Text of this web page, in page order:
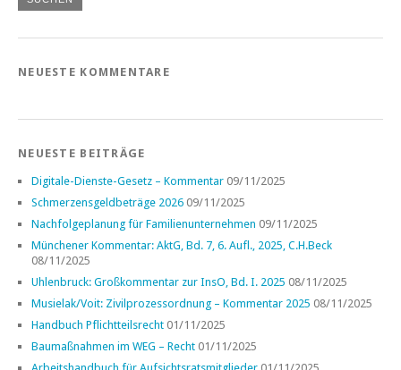
NEUESTE KOMMENTARE
NEUESTE BEITRÄGE
Digitale-Dienste-Gesetz – Kommentar 09/11/2025
Schmerzensgeldbeträge 2026 09/11/2025
Nachfolgeplanung für Familienunternehmen 09/11/2025
Münchener Kommentar: AktG, Bd. 7, 6. Aufl., 2025, C.H.Beck
08/11/2025
Uhlenbruck: Großkommentar zur InsO, Bd. I. 2025 08/11/2025
Musielak/Voit: Zivilprozessordnung – Kommentar 2025 08/11/2025
Handbuch Pflichtteilsrecht 01/11/2025
Baumaßnahmen im WEG – Recht 01/11/2025